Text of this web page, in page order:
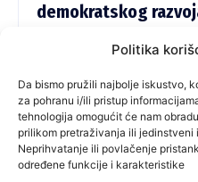
Politika
Da bismo pružili najbolje iskustvo,
za pohranu i/ili pristup
tehnologija omogućit će nam
prilikom pretraživanja ili
Neprihvatanje ili povlačenje
određene funkcije i karakteristike
demokratskog
Kako se približavaju lokalni
scena sve više postaje arena
imaju značajan uticaj na
okruženju, male stranke
uključujući nedostatak
zastupljenost i pritiske da se
političkim subjektima. Međutim,
Republici Srpskoj je od ključnog